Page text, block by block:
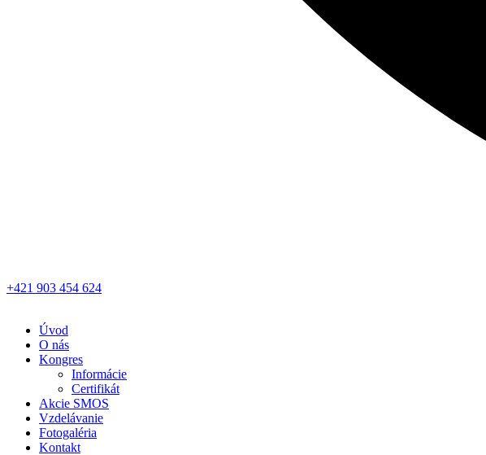
+421 903 454 624
Úvod
O nás
Kongres
Informácie
Certifikát
Akcie SMOS
Vzdelávanie
Fotogaléria
Kontakt